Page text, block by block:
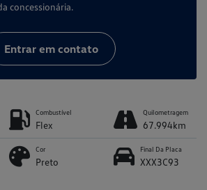
concessionária.
Entrar em contato
Combustível
Flex
Quilometragem
67.994km
Cor
Preto
Final Da Placa
XXX3C93